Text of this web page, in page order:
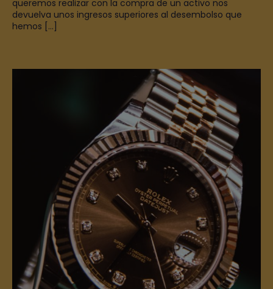
queremos realizar con la compra de un activo nos
devuelva unos ingresos superiores al desembolso que
hemos […]